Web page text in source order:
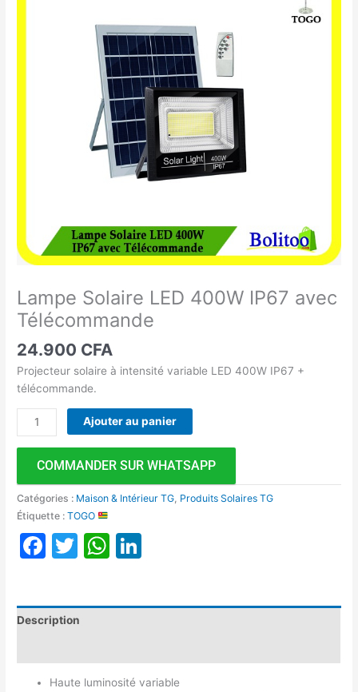
Lampe Solaire LED 400W IP67 avec
Télécommande
24.900 CFA
Projecteur solaire à intensité variable LED 400W IP67 +
télécommande.
Ajouter au panier
COMMANDER SUR WHATSAPP
Catégories : Maison & Intérieur TG Produits Solaires TG
Étiquette :TOGO
Facebook
TwitterWhatsApp
Description
Haute luminosité variable